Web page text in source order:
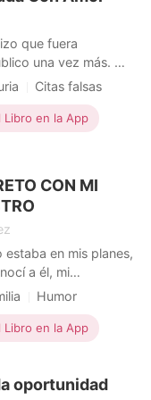
de que siqu
que fuera
una vez más. No
lo que la estaban
bajo la atenta mirada
él tomó su
ella
Citas falsas
Hermoso
Libro en la App
CON MI
estaba en mis planes,
a él, mi
casamos a
Hasta que un día,
que no aprobaban
del bebé
Humor
vista
CEO
Libro en la App
oportunidad